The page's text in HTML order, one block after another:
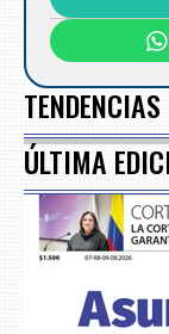
TENDENCIAS
ÚLTIMA